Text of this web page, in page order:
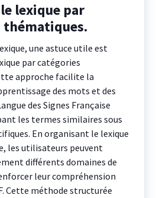
lexique par
thématiques.
une astuce utile est
par catégories
approche facilite la
des mots et des
des Signes Française
les termes similaires sous
En organisant le lexique
les utilisateurs peuvent
différents domaines de
leur compréhension
Cette méthode structurée